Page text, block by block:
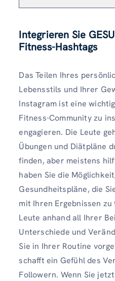
Integrieren Sie
Fitness-Hashtags
Das Teilen Ihres
Lebensstils und Ihrer
Instagram ist eine
Fitness-Community zu
engagieren. Die Leute
Übungen und Diätpläne
finden, aber meistens
haben Sie die
Gesundheitspläne, die
mit Ihren Ergebnissen
Leute anhand all Ihrer
Unterschiede und
Sie in Ihrer Routine
schafft ein Gefühl des
Followern. Wenn Sie